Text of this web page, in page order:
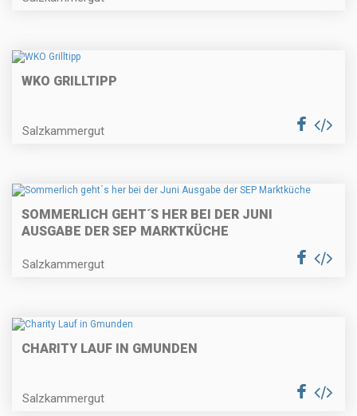
WKO GRILLTIPP
Salzkammergut
SOMMERLICH GEHT´S HER BEI DER JUNI
AUSGABE DER SEP MARKTKÜCHE
Salzkammergut
CHARITY LAUF IN GMUNDEN
Salzkammergut